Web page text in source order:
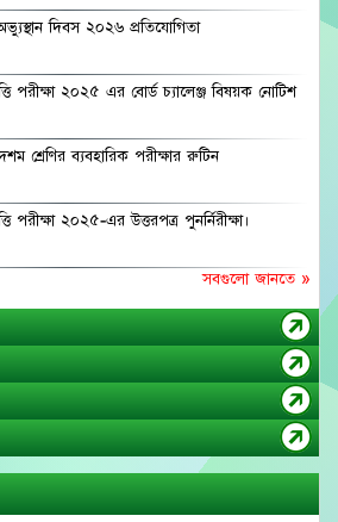
দিবস ২০২৬ প্রতিযোগিতা
পরীক্ষা ২০২৫ এর বোর্ড চ্যালেঞ্জ বিষয়ক নোটিশ
শ্রেণির ব্যবহারিক পরীক্ষার রুটিন
পরীক্ষা ২০২৫-এর উত্তরপত্র পুনর্নিরীক্ষা।
সবগুলো জানতে »